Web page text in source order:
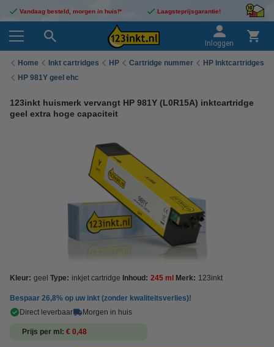
Vandaag besteld, morgen in huis!* Laagsteprijsgarantie!
Inloggen
Home Inkt cartridges HP Cartridge nummer
HP Inktcartridges
HP 981Y geel ehc
123inkt huismerk vervangt HP 981Y (L0R15A) inktcartridge
geel extra hoge capaciteit
Kleur: geel Type: inkjet cartridge Inhoud: 245 ml Merk: 123inkt
Bespaar 26,8% op uw inkt (zonder kwaliteitsverlies)!
Direct leverbaar
Morgen in huis
Prijs per ml € 0,48